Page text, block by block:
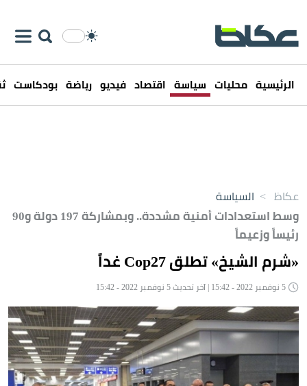
الرئيسية محليات سياسة اقتصاد فيديو رياضة بودكاست
عكاظ > السياسة
وسط استعدادات أمنية مشددة.. وبمشاركة 197 دولة و90
رئيساً وزعيماً
«شرم الشيخ» تطلق Cop27 غداً